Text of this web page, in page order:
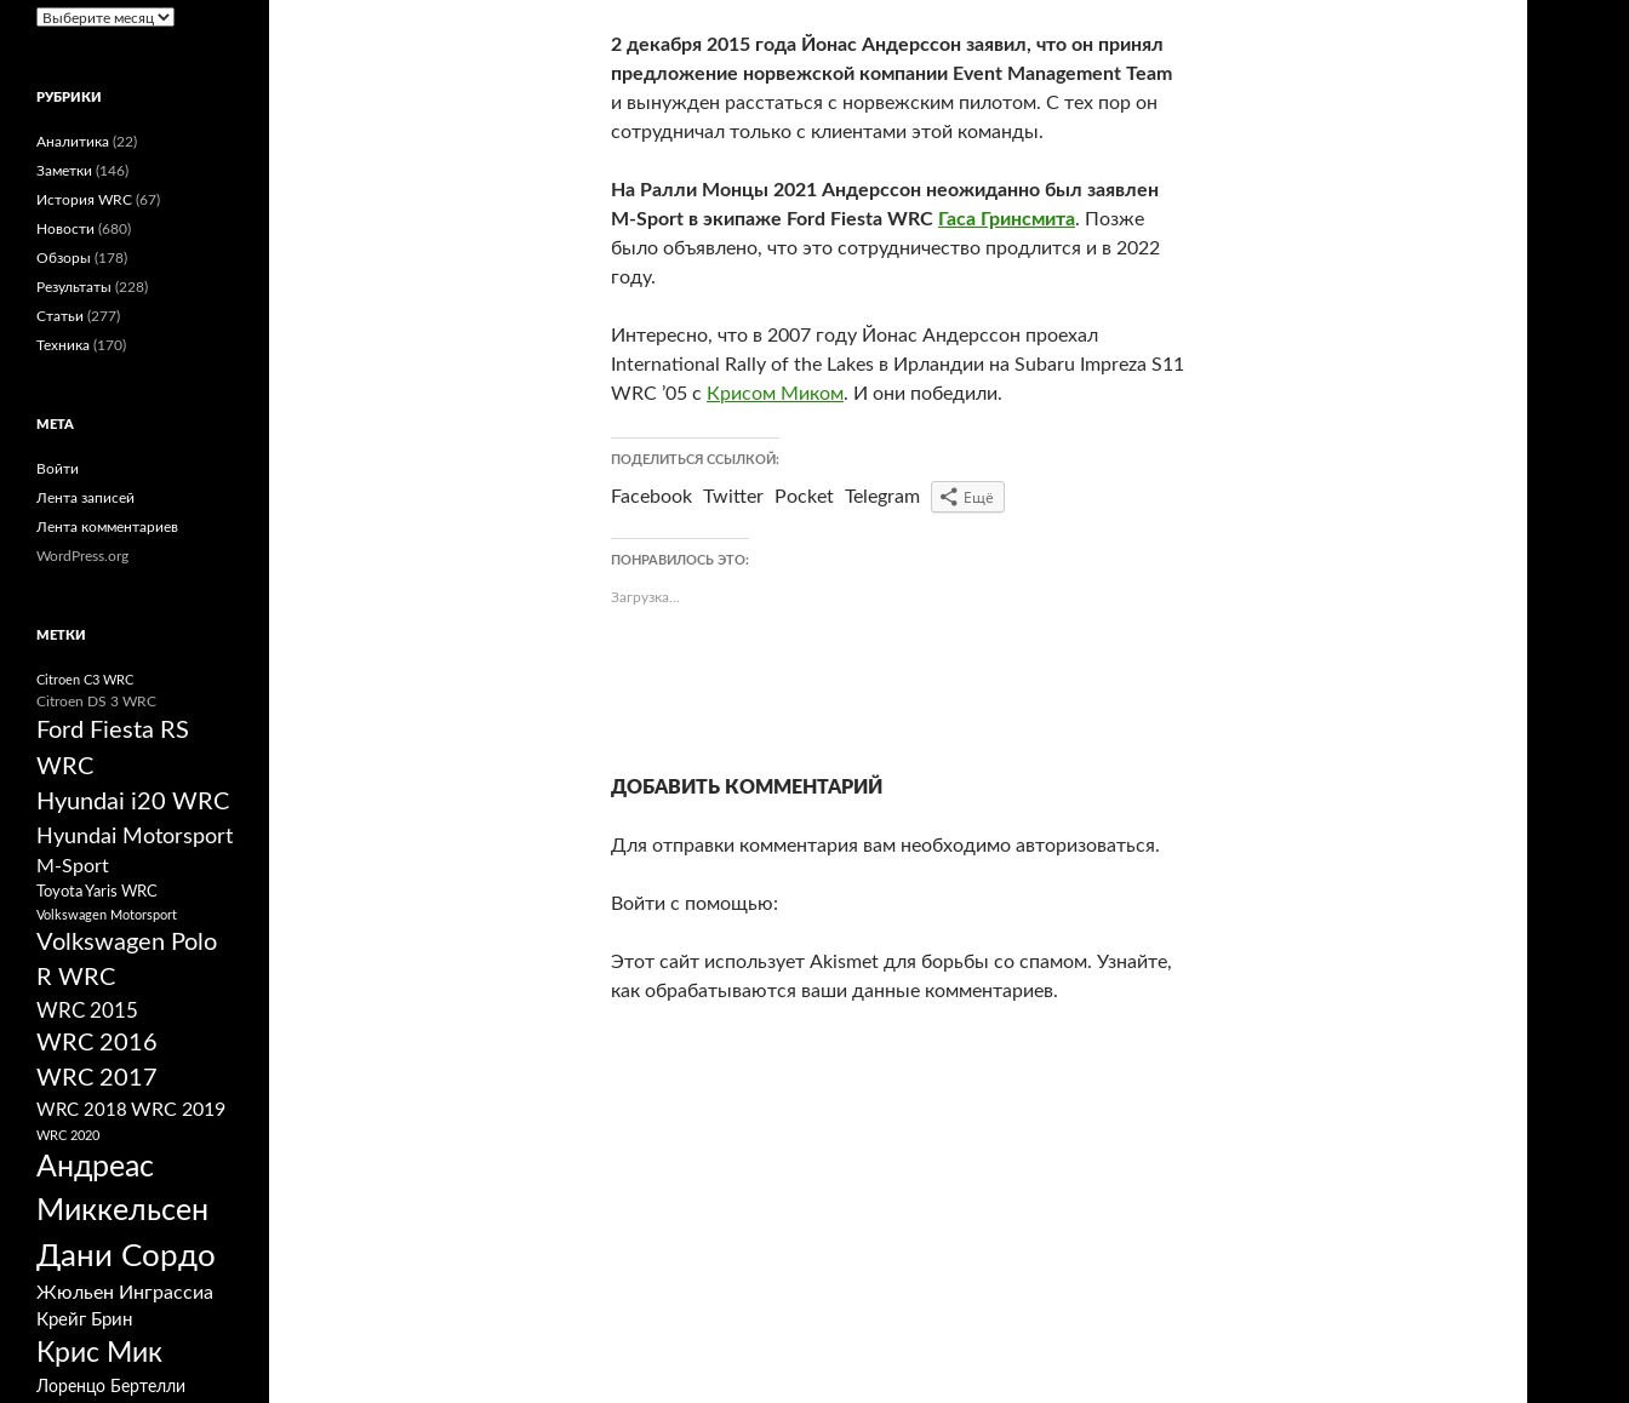
2 декабря 2015 года Йонас Андерссон заявил, что он принял
предложение норвежской компании Event Management Team
и вынужден расстаться с норвежским пилотом. С тех пор он
сотрудничал только с клиентами этой команды.
На Ралли Монцы 2021 Андерссон неожиданно был заявлен
M-Sport в экипаже Ford Fiesta WRC Гаса Гринсмита. Позже
было объявлено, что это сотрудничество продлится и в 2022
году.
Интересно, что в 2007 году Йонас Андерссон проехал
International Rally of the Lakes в Ирландии на Subaru Impreza S11
WRC ’05 с Крисом Миком. И они победили.
ПОДЕЛИТЬСЯ ССЫЛКОЙ:
Facebook Twitter Pocket Telegram Ещё
ПОНРАВИЛОСЬ ЭТО:
Загрузка...
ДОБАВИТЬ КОММЕНТАРИЙ
Для отправки комментария вам необходимо авторизоваться.
Войти с помощью:
Этот сайт использует Akismet для борьбы со спамом. Узнайте,
как обрабатываются ваши данные комментариев.
Архивы
РУБРИКИ
Аналитика (22)
Заметки (146)
История WRC (67)
Новости (680)
Обзоры (178)
Результаты (228)
Статьи (277)
Техника (170)
МЕТА
Войти
Лента записей
Лента комментариев
WordPress.org
МЕТКИ
Citroen C3 WRC
Citroen DS 3 WRC
Ford Fiesta RS
WRC
Hyundai i20 WRC
Hyundai Motorsport
M-Sport
Toyota Yaris WRC
Volkswagen Motorsport
Volkswagen Polo
R WRC
WRC 2015
WRC 2016
WRC 2017
WRC 2018 WRC 2019
WRC 2020
Андреас
Миккельсен
Дани Сордо
Жюльен Инграссиа
Крейг Брин
Крис Мик
Лоренцо Бертелли